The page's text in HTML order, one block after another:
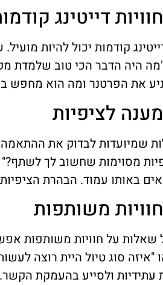
דייטינג
קודמות יכול להיות
היה הדבר הכי טוב שלמדת
את הפרטנר ומה הוא מחפש
לציפיות
שמיועדות לבדוק את ההתאמה
מסוימות שחשוב לך לשתף?"
באותו עמוד. הבהרת
משותפות
שאלות על חוויות משותפות
סוג טיול היית רוצה
עתידיות ולסייע בהעמקת הקשר.